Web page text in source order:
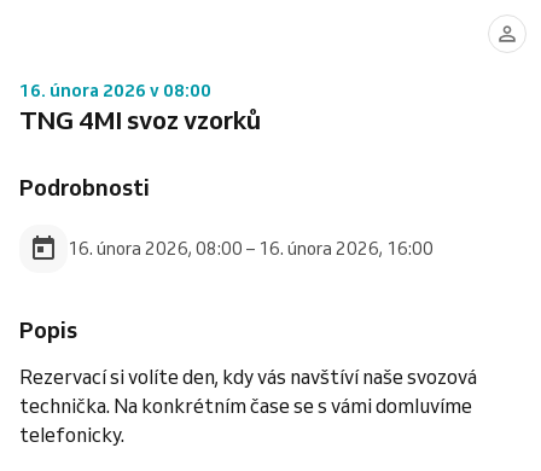
16. února 2026 v 08:00
TNG 4MI svoz vzorků
Podrobnosti
16. února 2026, 08:00 – 16. února 2026, 16:00
Popis
Rezervací si volíte den, kdy vás navštíví naše svozová
technička. Na konkrétním čase se s vámi domluvíme
telefonicky.